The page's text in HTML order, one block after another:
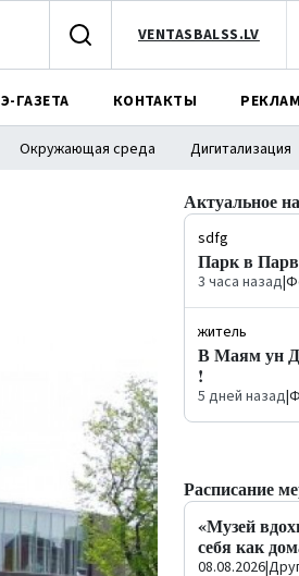
VENTASBALSS.LV
Э-ГАЗЕТА КОНТАКТЫ
Окружающая среда Дигитализация
Актуальное
sdfg
Парк в
3 часа назад|
житель
В Маям ун
!
5 дней назад|
Расписание
«Музей
себя как
08.08.2026|